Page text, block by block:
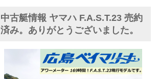
中古艇情報 ヤマハ F.A.S.T.23 売約
済み。ありがとうございました。